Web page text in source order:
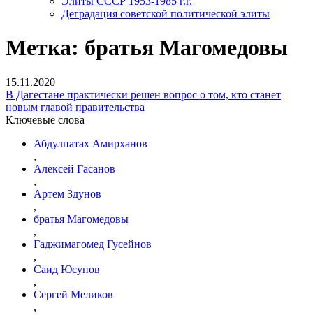
Деградация советской политической элиты
Метка: братья Магомедовы
15.11.2020
В Дагестане практически решен вопрос о том, кто станет
новым главой правительства
Ключевые слова
Абдулпатах Амирханов
,
Алексей Гасанов
,
Артем Здунов
,
братья Магомедовы
,
Гаджимагомед Гусейнов
,
Саид Юсупов
,
Сергей Меликов
,